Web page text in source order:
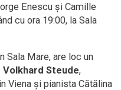
Enescu şi Camille
cu ora 19:00, la Sala
Sala Mare, are loc un
Volkhard Steude,
Viena şi pianista Cătălina